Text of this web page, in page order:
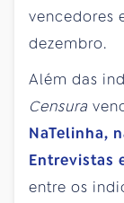
vencedores
dezembro.
Além das
Censura
NaTelinha,
Entrevistas
entre os